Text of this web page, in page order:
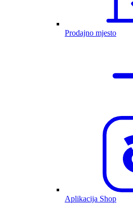
Prodajno mjesto
Aplikacija Shop